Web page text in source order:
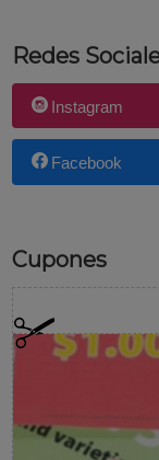
Redes
Instagram
Facebook
Cupones